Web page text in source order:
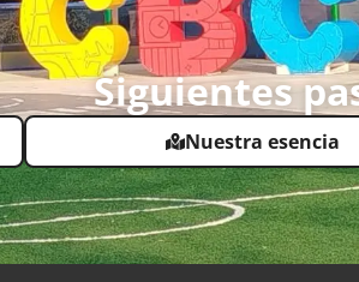
Siguientes
Nuestra esencia